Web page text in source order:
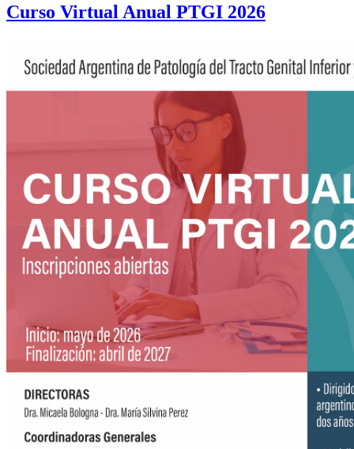
Curso Virtual Anual PTGI 2026